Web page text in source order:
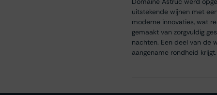
uitstekende wijnen met
moderne innovaties, wat
gemaakt van zorgvuldig
nachten. Een deel van de
aangename rondheid krijgt.